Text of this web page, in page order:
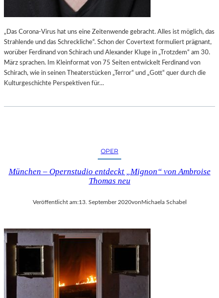
„Das Corona-Virus hat uns eine Zeitenwende gebracht. Alles ist möglich, das
Strahlende und das Schreckliche“. Schon der Covertext formuliert prägnant,
worüber Ferdinand von Schirach und Alexander Kluge in „Trotzdem“ am 30.
März sprachen. Im Kleinformat von 75 Seiten entwickelt Ferdinand von
Schirach, wie in seinen Theaterstücken „Terror“ und „Gott“ quer durch die
Kulturgeschichte Perspektiven für…
OPER
München – Opernstudio entdeckt „Mignon“ von Ambroise
Thomas neu
Veröffentlicht am:13. September 2020vonMichaela Schabel